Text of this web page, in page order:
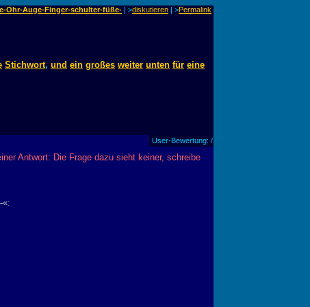
Ohr-Auge-Finger-schulter-füße- | >diskutieren | >Permalink
Stichwort, und ein großes weiter unten für eine
User-Bewertung: /
Antwort: Die Frage dazu sieht keiner, schreibe
«: